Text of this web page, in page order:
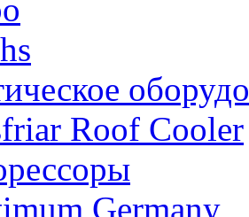
Roof Cooler
Germany